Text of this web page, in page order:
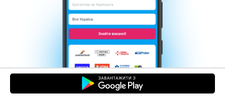
Contact us About us
Сareer
Help Terms of use